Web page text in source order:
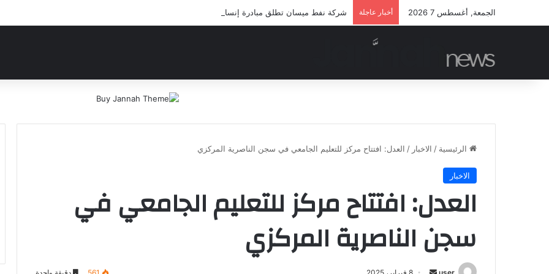
الجمعة, أغسطس 7 2026 أخبار عاجلة شركة نفط ميسان تطلق مبادرة إنسانية لعلاج أيتام مدرسة كافل اليتيم
الرئيسية / الاخبار / العدل: افتتاح مركز للتعليم الجامعي في سجن الناصرية المركزي
الاخبار
العدل: افتتاح مركز للتعليم الجامعي في
سجن الناصرية المركزي
أرسل